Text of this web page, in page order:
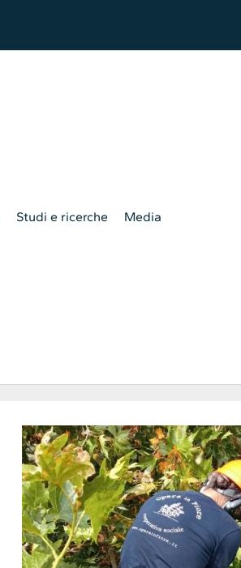
Studi e ricerche Media